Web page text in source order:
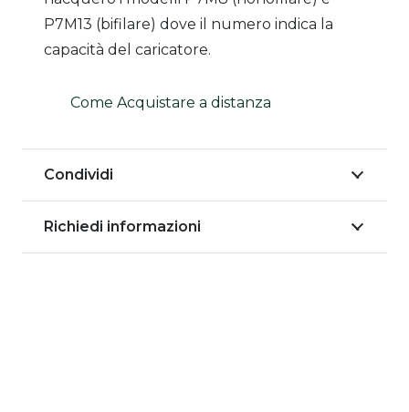
P7M13 (bifilare) dove il numero indica la
capacità del caricatore.
Come Acquistare a distanza
Condividi
Richiedi informazioni